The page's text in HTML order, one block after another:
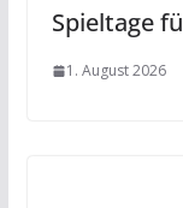
Spieltage
1. August 2026